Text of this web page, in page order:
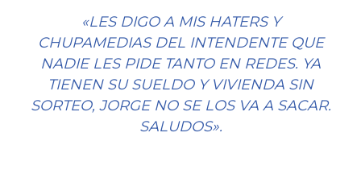
«LES DIGO A MIS HATERS Y
CHUPAMEDIAS DEL INTENDENTE QUE
NADIE LES PIDE TANTO EN REDES. YA
TIENEN SU SUELDO Y VIVIENDA SIN
SORTEO, JORGE NO SE LOS VA A SACAR.
SALUDOS».